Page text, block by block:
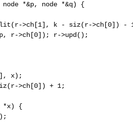
*&p, node *&q) {
>ch[1], k - siz(r->ch[0]) -
r->ch[0]); r->upd();
x);
>ch[0]) + 1;
*x) {